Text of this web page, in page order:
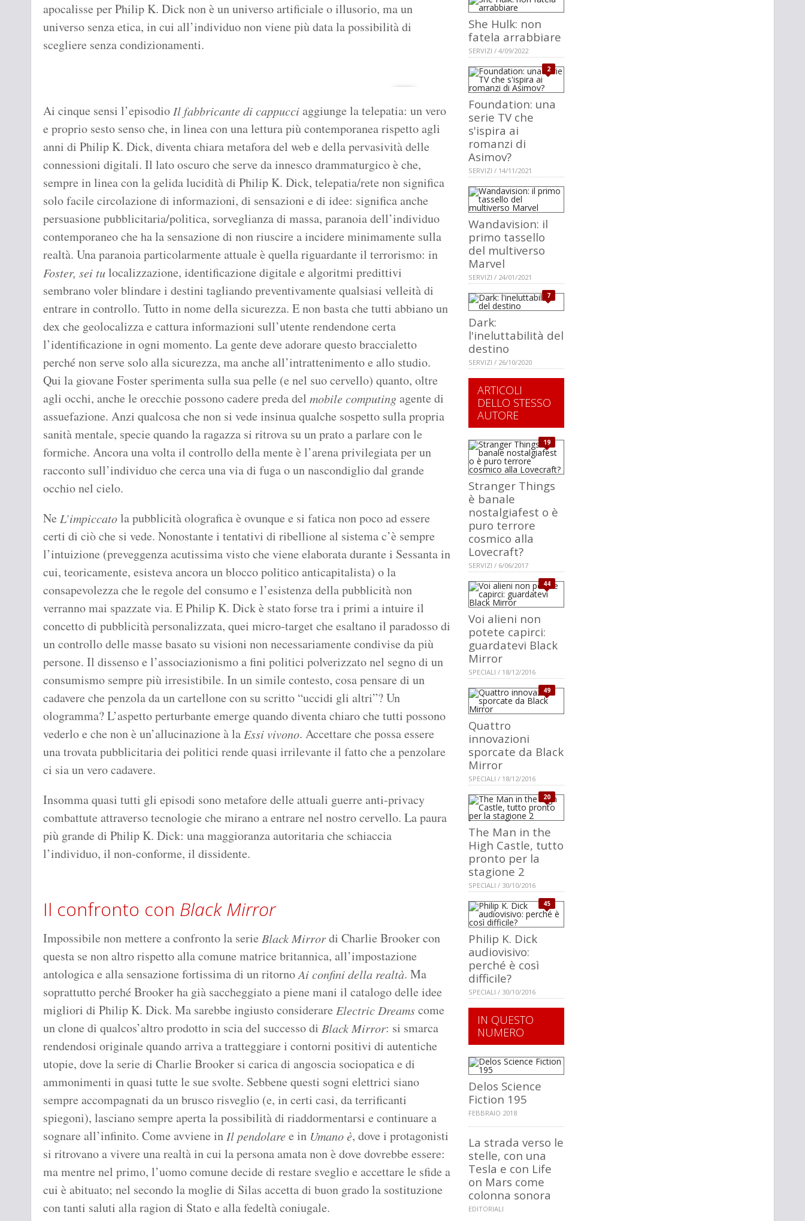
apocalisse per Philip K. Dick non è un universo artificiale o illusorio, ma un
universo senza etica, in cui all’individuo non viene più data la possibilità di
scegliere senza condizionamenti.
Ai cinque sensi l’episodioIl fabbricante di cappucciaggiunge la telepatia: un vero
e proprio sesto senso che, in linea con una lettura più contemporanea rispetto agli
anni di Philip K. Dick, diventa chiara metafora del web e della pervasività delle
connessioni digitali. Il lato oscuro che serve da innesco drammaturgico è che,
sempre in linea con la gelida lucidità di Philip K. Dick, telepatia/rete non significa
solo facile circolazione di informazioni, di sensazioni e di idee: significa anche
persuasione pubblicitaria/politica, sorveglianza di massa, paranoia dell’individuo
contemporaneo che ha la sensazione di non riuscire a incidere minimamente sulla
realtà. Una paranoia particolarmente attuale è quella riguardante il terrorismo: in
Foster, sei tulocalizzazione, identificazione digitale e algoritmi predittivi
sembrano voler blindare i destini tagliando preventivamente qualsiasi velleità di
entrare in controllo. Tutto in nome della sicurezza. E non basta che tutti abbiano un
dex che geolocalizza e cattura informazioni sull’utente rendendone certa
l’identificazione in ogni momento. La gente deve adorare questo braccialetto
perché non serve solo alla sicurezza, ma anche all’intrattenimento e allo studio.
Qui la giovane Foster sperimenta sulla sua pelle (e nel suo cervello) quanto, oltre
agli occhi, anche le orecchie possono cadere preda del mobile computingagente di
assuefazione. Anzi qualcosa che non si vede insinua qualche sospetto sulla propria
sanità mentale, specie quando la ragazza si ritrova su un prato a parlare con le
formiche. Ancora una volta il controllo della mente è l’arena privilegiata per un
racconto sull’individuo che cerca una via di fuga o un nascondiglio dal grande
occhio nel cielo.
Ne L’impiccatola pubblicità olografica è ovunque e si fatica non poco ad essere
certi di ciò che si vede. Nonostante i tentativi di ribellione al sistema c’è sempre
l’intuizione (preveggenza acutissima visto che viene elaborata durante i Sessanta in
cui, teoricamente, esisteva ancora un blocco politico anticapitalista) o la
consapevolezza che le regole del consumo e l’esistenza della pubblicità non
verranno mai spazzate via. E Philip K. Dick è stato forse tra i primi a intuire il
concetto di pubblicità personalizzata, quei micro-target che esaltano il paradosso di
un controllo delle masse basato su visioni non necessariamente condivise da più
persone. Il dissenso e l’associazionismo a fini politici polverizzato nel segno di un
consumismo sempre più irresistibile. In un simile contesto, cosa pensare di un
cadavere che penzola da un cartellone con su scritto “uccidi gli altri”? Un
ologramma? L’aspetto perturbante emerge quando diventa chiaro che tutti possono
vederlo e che non è un’allucinazione à laEssi vivono. Accettare che possa essere
una trovata pubblicitaria dei politici rende quasi irrilevante il fatto che a penzolare
ci sia un vero cadavere.
Insomma quasi tutti gli episodi sono metafore delle attuali guerre anti-privacy
combattute attraverso tecnologie che mirano a entrare nel nostro cervello. La paura
più grande di Philip K. Dick: una maggioranza autoritaria che schiaccia
l’individuo, il non-conforme, il dissidente.
Il confronto con Black Mirror
Impossibile non mettere a confronto la serie Black Mirrordi Charlie Brooker con
questa se non altro rispetto alla comune matrice britannica, all’impostazione
antologica e alla sensazione fortissima di un ritornoAi confini della realtà. Ma
soprattutto perché Brooker ha già saccheggiato a piene mani il catalogo delle idee
migliori di Philip K. Dick. Ma sarebbe ingiusto considerare Electric Dreamscome
un clone di qualcos’altro prodotto in scia del successo di Black Mirror: si smarca
rendendosi originale quando arriva a tratteggiare i contorni positivi di autentiche
utopie, dove la serie di Charlie Brooker si carica di angoscia sociopatica e di
ammonimenti in quasi tutte le sue svolte. Sebbene questi sogni elettrici siano
sempre accompagnati da un brusco risveglio (e, in certi casi, da terrificanti
spiegoni), lasciano sempre aperta la possibilità di riaddormentarsi e continuare a
sognare all’infinito. Come avviene inIl pendolare e in Umano è, dove i protagonisti
si ritrovano a vivere una realtà in cui la persona amata non è dove dovrebbe essere:
ma mentre nel primo, l’uomo comune decide di restare sveglio e accettare le sfide a
cui è abituato; nel secondo la moglie di Silas accetta di buon grado la sostituzione
con tanti saluti alla ragion di Stato e alla fedeltà coniugale.
She Hulk: non
fatela arrabbiare
SERVIZI / 4/09/2022
2
Foundation: una
serie TV che
s'ispira ai
romanzi di
Asimov?
SERVIZI / 14/11/2021
Wandavision: il
primo tassello
del multiverso
Marvel
SERVIZI / 24/01/2021
7
Dark:
l'ineluttabilità del
destino
SERVIZI / 26/10/2020
ARTICOLI
DELLO STESSO
AUTORE
19
Stranger Things
è banale
nostalgiafest o è
puro terrore
cosmico alla
Lovecraft?
SERVIZI / 6/06/2017
44
Voi alieni non
potete capirci:
guardatevi Black
Mirror
SPECIALI / 18/12/2016
49
Quattro
innovazioni
sporcate da Black
Mirror
SPECIALI / 18/12/2016
20
The Man in the
High Castle, tutto
pronto per la
stagione 2
SPECIALI / 30/10/2016
45
Philip K. Dick
audiovisivo:
perché è così
difficile?
SPECIALI / 30/10/2016
IN QUESTO
NUMERO
Delos Science
Fiction 195
FEBBRAIO 2018
La strada verso le
stelle, con una
Tesla e con Life
on Mars come
colonna sonora
EDITORIALI